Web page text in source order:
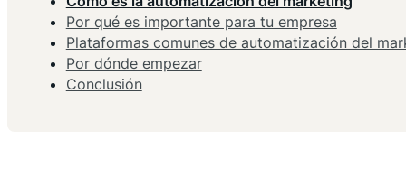
Por qué es importante para tu empresa
Plataformas comunes de automatización del
Por dónde empezar
Conclusión